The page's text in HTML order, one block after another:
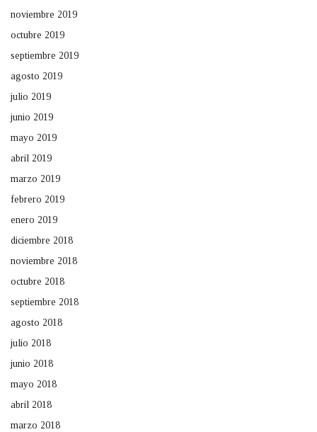
noviembre 2019
octubre 2019
septiembre 2019
agosto 2019
julio 2019
junio 2019
mayo 2019
abril 2019
marzo 2019
febrero 2019
enero 2019
diciembre 2018
noviembre 2018
octubre 2018
septiembre 2018
agosto 2018
julio 2018
junio 2018
mayo 2018
abril 2018
marzo 2018